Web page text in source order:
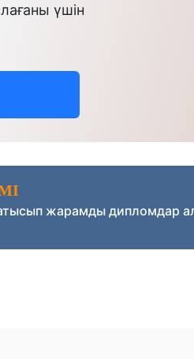
үшін
жарамды дипломдар